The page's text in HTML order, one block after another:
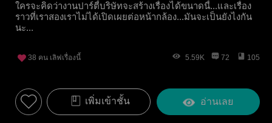
ใครจะคิดว่างานปาร์ตี้บริษัทจะสร้างเรื่องได้ขนาดนี้...และเรื่อง
ราวที่เราสองเราไม่ได้เปิดเผยต่อหน้ากล้อง...มันจะเป็นยังไงกัน
นะ...
38 คน เลิฟเรื่องนี้ 5.59K 72 105
เพิ่มเข้าชั้น อ่านเลย